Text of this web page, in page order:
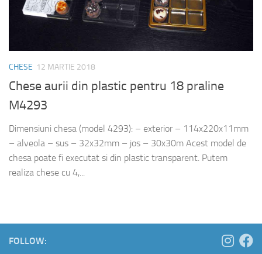
CHESE 12 MARTIE 2018
Chese aurii din plastic pentru 18 praline
M4293
Dimensiuni chesa (model 4293): – exterior – 114x220x11mm
– alveola – sus – 32x32mm – jos – 30x30m Acest model de
chesa poate fi executat si din plastic transparent. Putem
realiza chese cu 4,...
FOLLOW: